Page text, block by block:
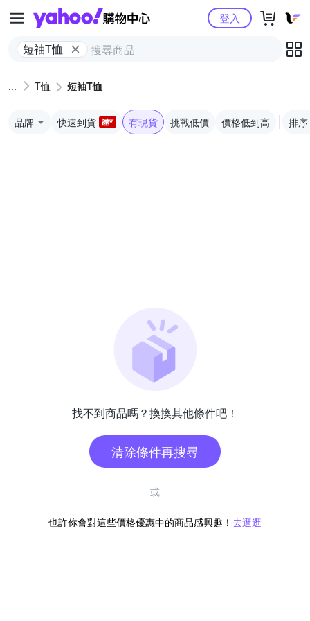
Yahoo購物中心
短袖T恤
登入
T恤 短袖T恤
品牌 快速到貨 有現貨 挑戰低價 價格低到高 排序
找不到商品嗎？換換其他條件吧！
清除條件再搜尋
或
也許你會對這些價格優惠中的商品感興趣！ 去逛逛